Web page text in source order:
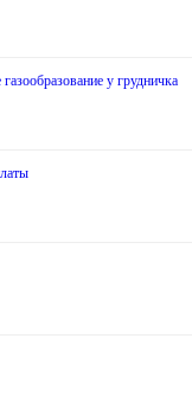
у грудничка